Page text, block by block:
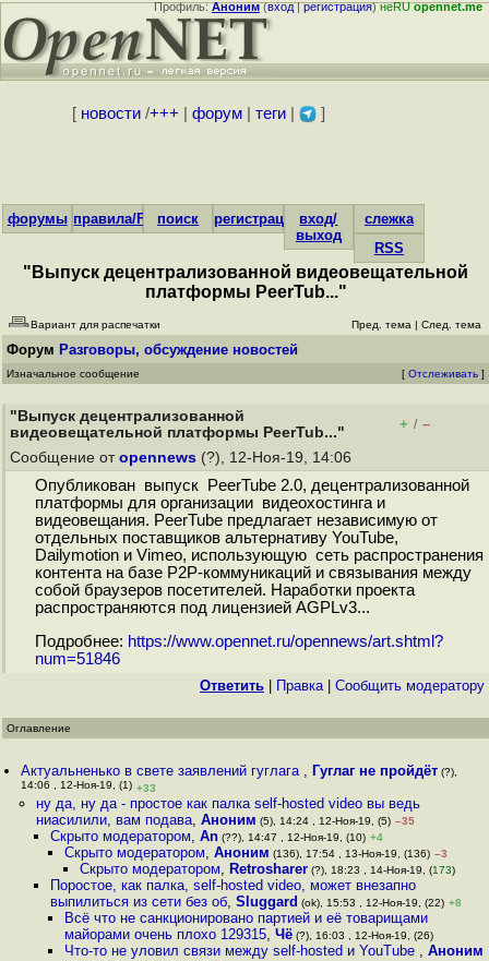
Профиль:Аноним(вход|регистрация)неRUopennet.me
[ новости/+++ форум| теги| ]
форумы правила/FAQпоиск регистрациявход/
выход
слежка
RSS
"Выпуск децентрализованной видеовещательной
платформы PeerTub..."
Вариант для распечатки Пред. тема | След. тема
Форум Разговоры, обсуждение новостей
Изначальное сообщение [ Отслеживать ]
"Выпуск децентрализованной
видеовещательной платформы PeerTub..."
+ / –
Сообщение от opennews (?), 12-Ноя-19, 14:06
Опубликован выпуск PeerTube 2.0, децентрализованной
платформы для организации видеохостинга и
видеовещания. PeerTube предлагает независимую от
отдельных поставщиков альтернативу YouTube,
Dailymotion и Vimeo, использующую сеть распространения
контента на базе P2P-коммуникаций и связывания между
собой браузеров посетителей. Наработки проекта
распространяются под лицензией AGPLv3...
Подробнее: https://www.opennet.ru/opennews/art.shtml?
num=51846
Ответить Правка| Cообщить модератору
Оглавление
Актуальненько в свете заявлений гуглага , Гуглаг не пройдёт (?),
14:06 , 12-Ноя-19, (1) +33
ну да, ну да - простое как палка self-hosted video вы ведь
ниасилили, вам подава, Аноним (5), 14:24 , 12-Ноя-19, (5) –35
Скрыто модератором, An(??), 14:47 , 12-Ноя-19, (10) +4
Скрыто модератором,Аноним (136), 17:54 , 13-Ноя-19, (136) –3
Скрыто модератором, Retrosharer(?), 18:23 , 14-Ноя-19, (173)
Поростое, как палка, self-hosted video, может внезапно
выпилиться из сети без об, Sluggard (ok), 15:53 , 12-Ноя-19, (22) +8
Всё что не санкционировано партией и её товарищами
майорами очень плохо 129315,Чё (?), 16:03 , 12-Ноя-19, (26)
Что-то не уловил связи между self-hosted и YouTube ,Аноним